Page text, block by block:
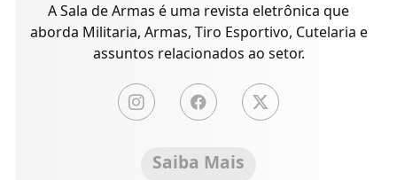
A Sala de Armas é uma revista eletrônica que
aborda Militaria, Armas, Tiro Esportivo, Cutelaria e
assuntos relacionados ao setor.
Saiba Mais